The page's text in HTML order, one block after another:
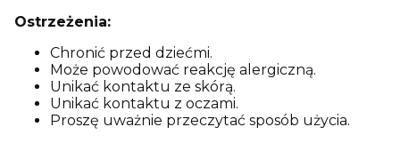
Ostrzeżenia:
Chronić przed dziećmi.
Może powodować reakcję alergiczną.
Unikać kontaktu ze skórą.
Unikać kontaktu z oczami.
Proszę uważnie przeczytać sposób użycia.